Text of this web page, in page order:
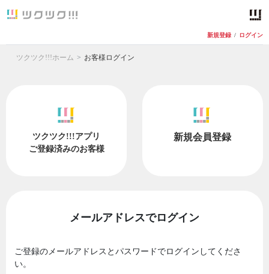
新規登録 / ログイン
ツクツク!!!ホーム お客様ログイン
ツクツク!!!アプリ
ご登録済みのお客様
新規会員登録
メールアドレスでログイン
ご登録のメールアドレスとパスワードでログインしてくださ
い。